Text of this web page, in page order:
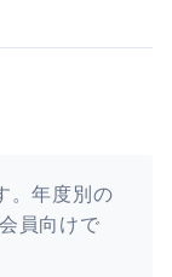
。年度別の
員向けで